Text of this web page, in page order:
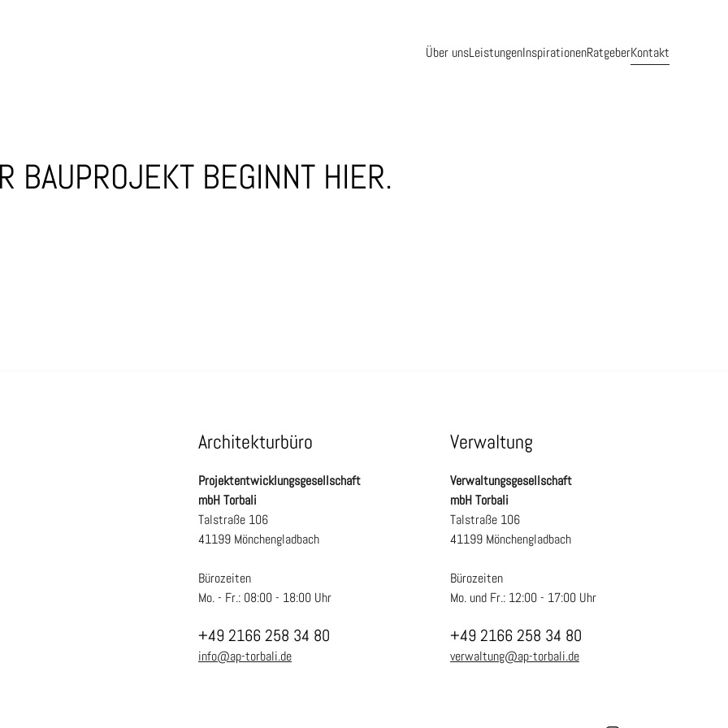
Über unsLeistungenInspirationenRatgeberKontakt
BAUPROJEKT BEGINNT HIER.
Architekturbüro
Projektentwicklungsgesellschaft
mbH Torbali
Talstraße 106
41199 Mönchengladbach
Bürozeiten
Mo. - Fr.: 08:00 - 18:00 Uhr
+49 2166 258 34 80
info@ap-torbali.de
Verwaltung
Verwaltungsgesellschaft
mbH Torbali
Talstraße 106
41199 Mönchengladbach
Bürozeiten
Mo. und Fr.: 12:00 - 17:00 Uhr
+49 2166 258 34 80
verwaltung@ap-torbali.de